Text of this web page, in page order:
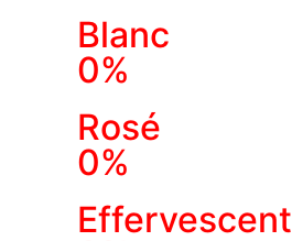
Blanc
0%
Rosé
0%
Effervescent